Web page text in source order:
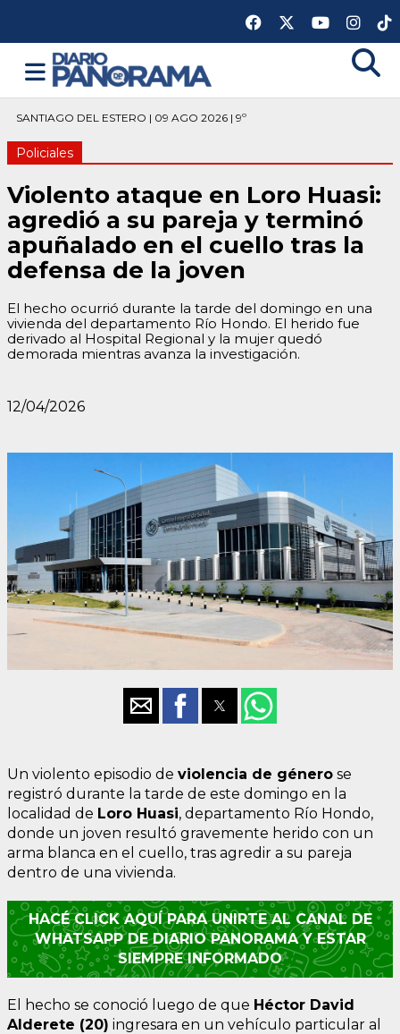
SANTIAGO DEL ESTERO | 09 AGO 2026 | 9º
Policiales
Violento ataque en Loro Huasi:
agredió a su pareja y terminó
apuñalado en el cuello tras la
defensa de la joven
El hecho ocurrió durante la tarde del domingo en una
vivienda del departamento Río Hondo. El herido fue
derivado al Hospital Regional y la mujer quedó
demorada mientras avanza la investigación.
12/04/2026
Un violento episodio de violencia de género se
registró durante la tarde de este domingo en la
localidad de Loro Huasi, departamento Río Hondo,
donde un joven resultó gravemente herido con un
arma blanca en el cuello, tras agredir a su pareja
dentro de una vivienda.
HACÉ CLICK AQUÍ PARA UNIRTE AL CANAL DE
WHATSAPP DE DIARIO PANORAMA Y ESTAR
SIEMPRE INFORMADO
El hecho se conoció luego de que Héctor David
Alderete (20) ingresara en un vehículo particular al